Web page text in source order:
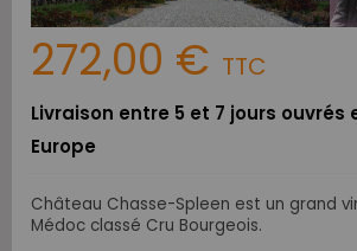
272,00 € TTC
Livraison entre 5 et 7 jours ouvrés
Europe
Château Chasse-Spleen est un grand
Médoc classé Cru Bourgeois.